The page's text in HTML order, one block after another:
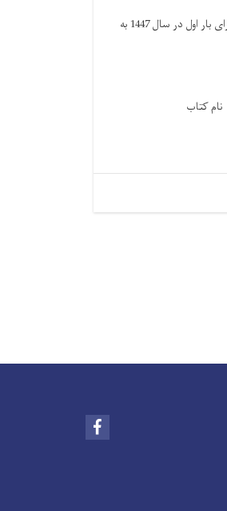
کودبست 28-32-B3-10-11-07 را برای بار اول در سال 1447 به
نام کتاب